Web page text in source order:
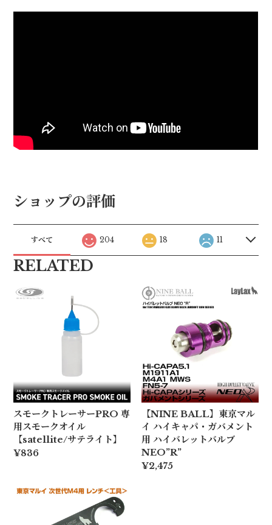
ショップの評価
すべて 204 18 11
RELATED
スモークトレーサーPRO 専
用スモークオイル
【satellite/サテライト】
¥836
【NINE BALL】東京マル
イ ハイキャパ・ガバメント
用 ハイバレットバルブ
NEO”R”
¥2,475